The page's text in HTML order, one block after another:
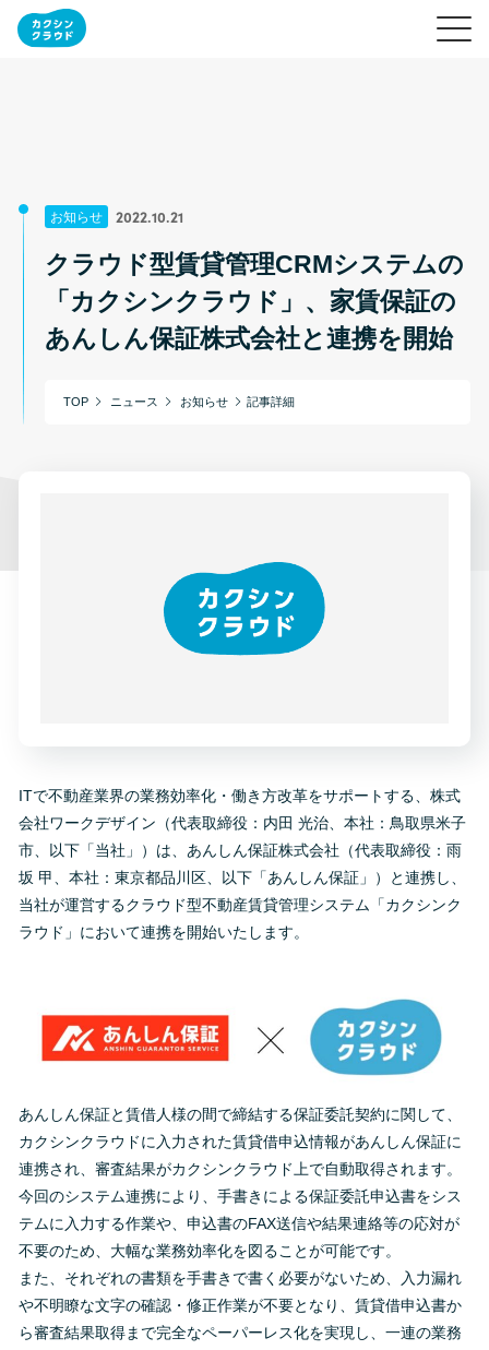
お知らせ 2022.10.21
クラウド型賃貸管理CRMシステムの
「カクシンクラウド」、家賃保証の
あんしん保証株式会社と連携を開始
TOP ニュース お知らせ 記事詳細
ITで不動産業界の業務効率化・働き方改革をサポートする、株式
会社ワークデザイン（代表取締役：内田 光治、本社：鳥取県米子
市、以下「当社」）は、あんしん保証株式会社（代表取締役：雨
坂 甲、本社：東京都品川区、以下「あんしん保証」）と連携し、
当社が運営するクラウド型不動産賃貸管理システム「カクシンク
ラウド」において連携を開始いたします。
あんしん保証と賃借人様の間で締結する保証委託契約に関して、
カクシンクラウドに入力された賃貸借申込情報があんしん保証に
連携され、審査結果がカクシンクラウド上で自動取得されます。
今回のシステム連携により、手書きによる保証委託申込書をシス
テムに入力する作業や、申込書のFAX送信や結果連絡等の応対が
不要のため、大幅な業務効率化を図ることが可能です。
また、それぞれの書類を手書きで書く必要がないため、入力漏れ
や不明瞭な文字の確認・修正作業が不要となり、賃貸借申込書か
ら審査結果取得まで完全なペーパーレス化を実現し、一連の業務